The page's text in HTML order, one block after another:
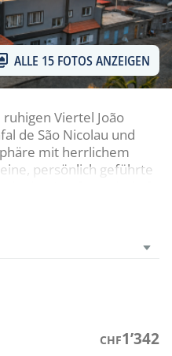
ALLE 15 FOTOS ANZEIGEN
ruhigen Viertel João
de São Nicolau und
mit herrlichem
persönlich geführte
Gastfreundschaft
São Nicolau Diving
CHF1’342